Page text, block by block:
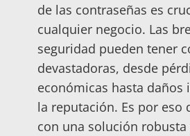
de las contraseñas es
cualquier negocio. Las
seguridad pueden tener
devastadoras, desde
económicas hasta daños
la reputación. Es por eso
con una solución